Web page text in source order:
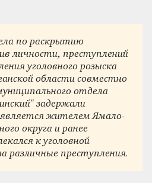
по раскрытию
личности, преступлений
уголовного розыска
области совместно
отдела
задержали
является жителем Ямало-
округа и ранее
к уголовной
различные преступления.